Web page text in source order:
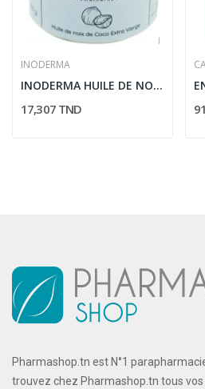
INODERMA
INODERMA HUILE DE NOIX DE COCO EXTRA VIERGE 150G
17,307 TND
Pharmashop.tn est N°1
trouvez chez Pharmashop.tn tous